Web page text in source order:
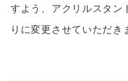
すよう、アクリルスタン
りに変更させていただ